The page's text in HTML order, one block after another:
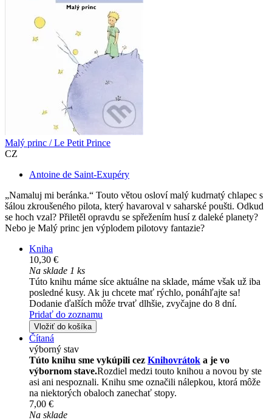
Malý princ / Le Petit Prince
CZ
Antoine de Saint-Exupéry
„Namaluj mi beránka.“ Touto větou osloví malý kudrnatý chlapec s
šálou zkroušeného pilota, který havaroval v saharské poušti. Odkud
se hoch vzal? Přiletěl opravdu se spřežením husí z daleké planety?
Nebo je Malý princ jen výplodem pilotovy fantazie?
Kniha
10,30 €
Na sklade 1 ks
Túto knihu máme síce aktuálne na sklade, máme však už iba
posledné kusy. Ak ju chcete mať rýchlo, ponáhľajte sa!
Dodanie ďalších môže trvať dlhšie, zvyčajne do 8 dní.
Pridať do zoznamu
Vložiť do košíka
Čítaná
výborný stav
Túto knihu sme vykúpili cez Knihovrátok a je vo
výbornom stave.Rozdiel medzi touto knihou a novou by ste
asi ani nespoznali. Knihu sme označili nálepkou, ktorá môže
na niektorých obaloch zanechať stopy.
7,00 €
Na sklade